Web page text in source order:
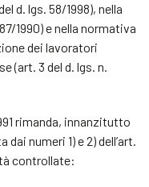
d. lgs. 58/1998), nella
1990) e nella normativa
dei lavoratori
(art. 3 del d. lgs. n.
rimanda, innanzitutto
numeri 1) e 2) dell’art.
controllate: